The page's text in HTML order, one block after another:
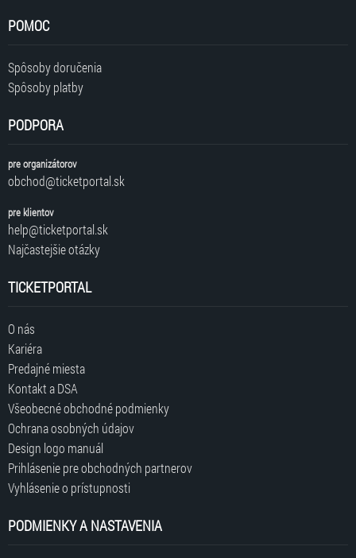
POMOC
Spôsoby doručenia
Spôsoby platby
PODPORA
pre organizátorov
obchod@ticketportal.sk
pre klientov
help@ticketportal.sk
Najčastejšie otázky
TICKETPORTAL
O nás
Kariéra
Predajné miesta
Kontakt a DSA
Všeobecné obchodné podmienky
Ochrana osobných údajov
Design logo manuál
Prihlásenie pre obchodných partnerov
Vyhlásenie o prístupnosti
PODMIENKY A NASTAVENIA